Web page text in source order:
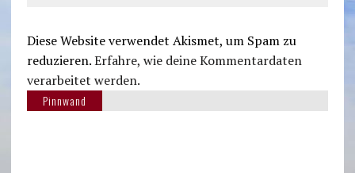
Diese Website verwendet Akismet, um Spam zu
reduzieren.Erfahre, wie deine Kommentardaten
verarbeitet werden.
Pinnwand